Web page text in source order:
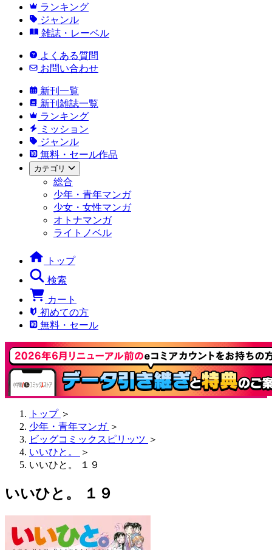
ランキング
ジャンル
雑誌・レーベル
よくある質問
お問い合わせ
新刊一覧
新刊雑誌一覧
ランキング
ミッション
ジャンル
無料・セール作品
カテゴリ
総合
少年・青年マンガ
少女・女性マンガ
オトナマンガ
ライトノベル
トップ
検索
カート
初めての方
無料・セール
トップ ＞
少年・青年マンガ ＞
ビッグコミックスピリッツ ＞
いいひと。
＞
いいひと。 １９
いいひと。 １９